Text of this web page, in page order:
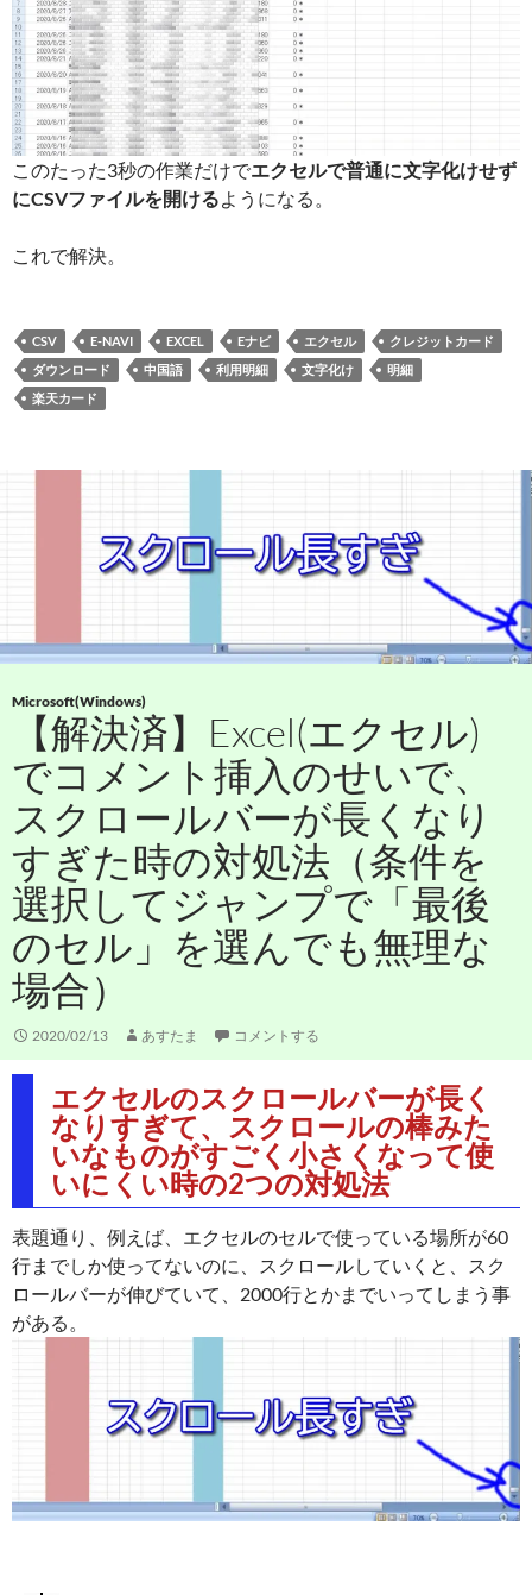
このたった3秒の作業だけでエクセルで普通に文字化けせず
にCSVファイルを開けるようになる。
これで解決。
CSV E-NAVI EXCEL Eナビ エクセル
クレジットカード
ダウンロード
中国語 利用明細 文字化け
明細
楽天カード
Microsoft(Windows)
【解決済】Excel(エクセル)
でコメント挿入のせいで、
スクロールバーが長くなり
すぎた時の対処法（条件を
選択してジャンプで「最後
のセル」を選んでも無理な
場合）
2020/02/13 あすたま コメントする
エクセルのスクロールバーが長く
なりすぎて、スクロールの棒みた
いなものがすごく小さくなって使
いにくい時の2つの対処法
表題通り、例えば、エクセルのセルで使っている場所が60
行までしか使ってないのに、スクロールしていくと、スク
ロールバーが伸びていて、2000行とかまでいってしまう事
がある。